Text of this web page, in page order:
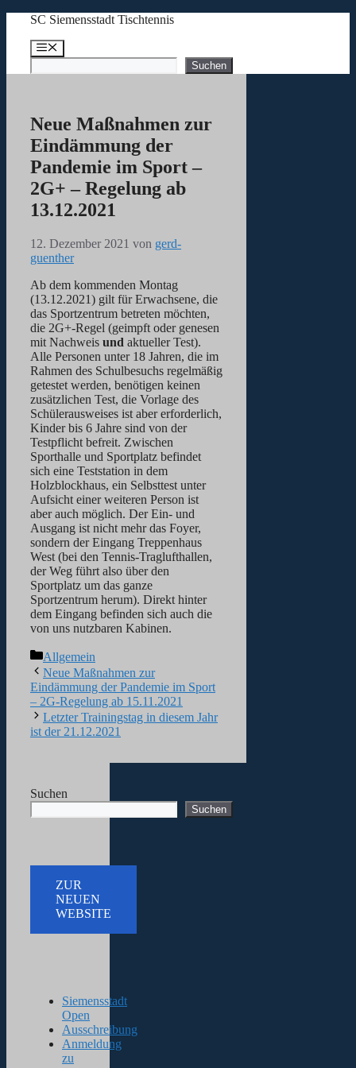
springen
SC Siemensstadt Tischtennis
Menü
Suchen Suchen
Neue Maßnahmen zur
Eindämmung der
Pandemie im Sport –
2G+ – Regelung ab
13.12.2021
12. Dezember 2021 von gerd-
guenther
Ab dem kommenden Montag
(13.12.2021) gilt für Erwachsene, die
das Sportzentrum betreten möchten,
die 2G+-Regel (geimpft oder genesen
mit Nachweis und aktueller Test).
Alle Personen unter 18 Jahren, die im
Rahmen des Schulbesuchs regelmäßig
getestet werden, benötigen keinen
zusätzlichen Test, die Vorlage des
Schülerausweises ist aber erforderlich,
Kinder bis 6 Jahre sind von der
Testpflicht befreit. Zwischen
Sporthalle und Sportplatz befindet
sich eine Teststation in dem
Holzblockhaus, ein Selbsttest unter
Aufsicht einer weiteren Person ist
aber auch möglich. Der Ein- und
Ausgang ist nicht mehr das Foyer,
sondern der Eingang Treppenhaus
West (bei den Tennis-Traglufthallen,
der Weg führt also über den
Sportplatz um das ganze
Sportzentrum herum). Direkt hinter
dem Eingang befinden sich auch die
von uns nutzbaren Kabinen.
Kategorien
Allgemein
Neue Maßnahmen zur
Eindämmung der Pandemie im Sport
– 2G-Regelung ab 15.11.2021
Letzter Trainingstag in diesem Jahr
ist der 21.12.2021
Suchen
Suchen
ZUR
NEUEN
WEBSITE
Siemensstadt
Open
Ausschreibung
Anmeldung
zu